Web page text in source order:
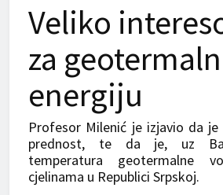
Veliko
za
energiju
Profesor Milenić je izjavio da
prednost, te da je, uz
temperatura geotermalne
cjelinama u Republici Srpskoj.